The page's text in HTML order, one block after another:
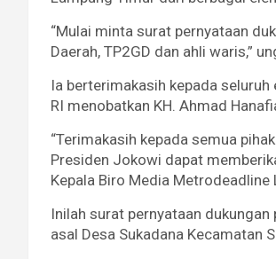
“Mulai minta surat pernyataan
Daerah, TP2GD dan ahli waris,”
Ia berterimakasih kepada
RI menobatkan KH. Ahmad
“Terimakasih kepada semua
Presiden Jokowi dapat
Kepala Biro Media
Inilah surat pernyataan
asal Desa Sukadana Kecamatan